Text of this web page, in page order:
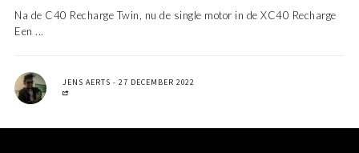
Na de C40 Recharge Twin, nu de single motor in de XC40 Recharge
Een ...
JENS AERTS 27 DECEMBER 2022